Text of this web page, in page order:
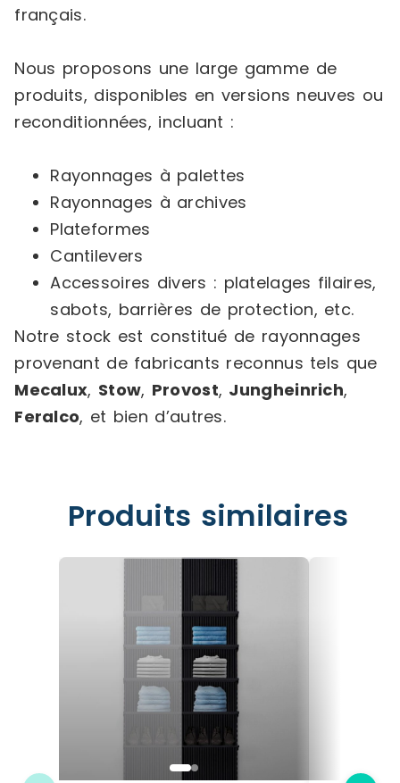
français.
Nous proposons une large gamme de
produits, disponibles en versions neuves ou
reconditionnées, incluant :
Rayonnages à palettes
Rayonnages à archives
Plateformes
Cantilevers
Accessoires divers : platelages filaires,
sabots, barrières de protection, etc.
Notre stock est constitué de rayonnages
provenant de fabricants reconnus tels que
Mecalux, Stow, Provost, Jungheinrich,
Feralco, et bien d’autres.
Produits similaires